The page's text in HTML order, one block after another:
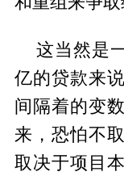
这当然是
亿的贷款来
间隔着的变
来，恐怕不
取决于项目